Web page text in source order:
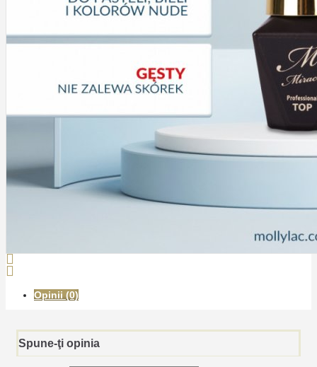
Opinii (0)
Spune-ţi opinia